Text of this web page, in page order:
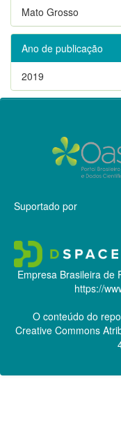
Mato Grosso
Ano de publicação
2019
Suportado por
Empresa Brasileira de
https://
O conteúdo do
Creative Commons